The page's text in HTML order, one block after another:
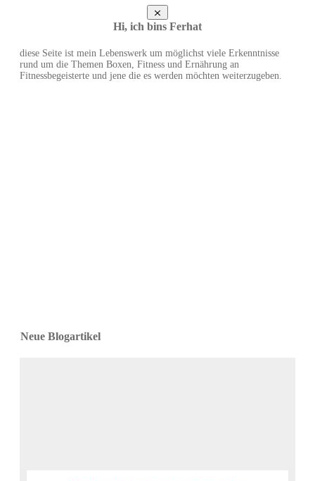
Hi, ich bins Ferhat
diese Seite ist mein Lebenswerk um möglichst viele Erkenntnisse
rund um die Themen Boxen, Fitness und Ernährung an
Fitnessbegeisterte und jene die es werden möchten weiterzugeben.
Neue Blogartikel